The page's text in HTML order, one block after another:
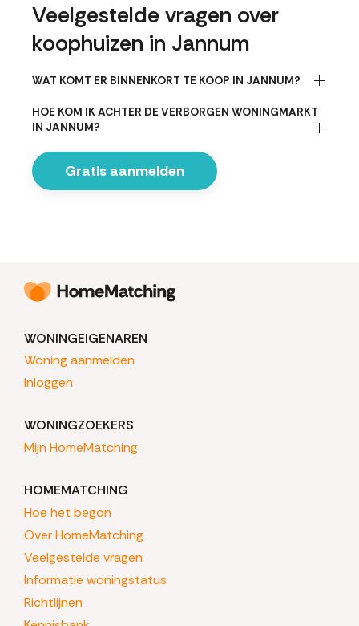
Veelgestelde vragen over
koophuizen in Jannum
WAT KOMT ER BINNENKORT TE KOOP IN JANNUM?
HOE KOM IK ACHTER DE VERBORGEN WONINGMARKT
IN JANNUM?
Gratis aanmelden
WONINGEIGENAREN
Woning aanmelden
Inloggen
WONINGZOEKERS
Mijn HomeMatching
HOMEMATCHING
Hoe het begon
Over HomeMatching
Veelgestelde vragen
Informatie woningstatus
Richtlijnen